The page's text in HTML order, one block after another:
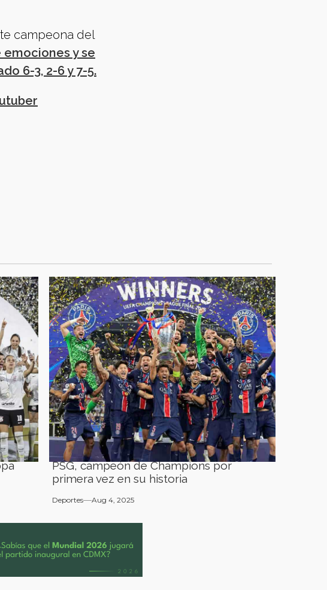
campeona del
y se
6-3, 2-6 y 7-5.
PSG, campeón de Champions por
primera vez en su historia
Deportes Aug 4, 2025